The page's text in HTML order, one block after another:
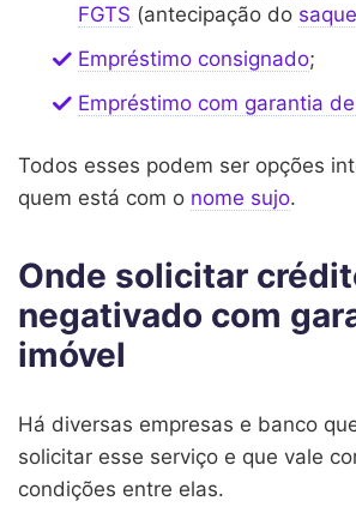
FGTS (antecipação do
Empréstimo consignado;
Empréstimo com garantia
Todos esses podem ser opções
quem está com o nome sujo.
Onde solicitar
negativado com
imóvel
Há diversas empresas e banco
solicitar esse serviço e que vale
condições entre elas.